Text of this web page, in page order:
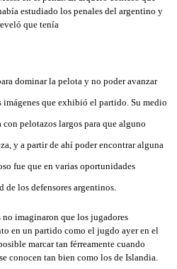
dominar la pelota y no poder avanzar
imágenes que exhibió el partido. Su medio
pelotazos largos para que alguno
y a partir de ahí poder encontrar alguna
fue que en varias oportunidades
los defensores argentinos.